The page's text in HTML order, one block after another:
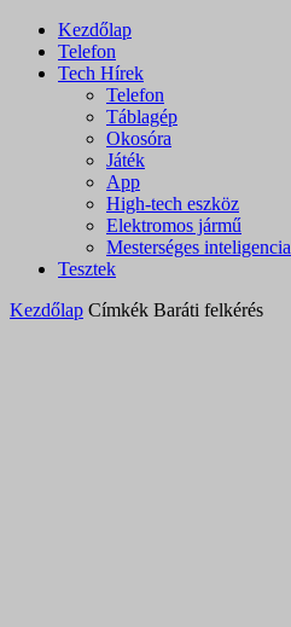
Kezdőlap
Telefon
Tech Hírek
Telefon
Táblagép
Okosóra
Játék
App
High-tech eszköz
Elektromos jármű
Mesterséges inteligencia
Tesztek
Kezdőlap Címkék Baráti felkérés